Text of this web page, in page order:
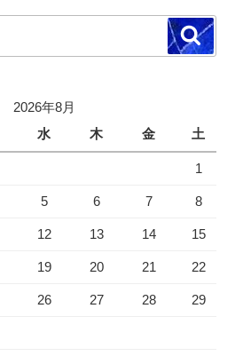
検
索
2026年8月
水 木 金 土
1
5 6 7 8
12 13 14 15
19 20 21 22
26 27 28 29